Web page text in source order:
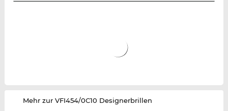
‌Mehr zur VFI454/0C10 Designerbrillen